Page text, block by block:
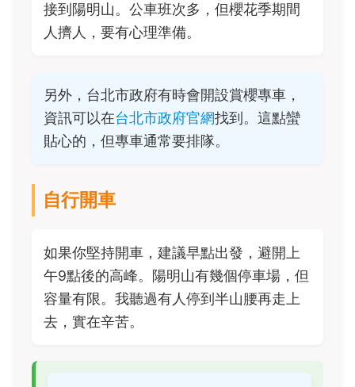
接到陽明山。公車班次多，但櫻花季期間
人擠人，要有心理準備。
另外，台北市政府有時會開設賞櫻專車，
資訊可以在台北市政府官網找到。這點蠻
貼心的，但專車通常要排隊。
自行開車
如果你堅持開車，建議早點出發，避開上
午9點後的高峰。陽明山有幾個停車場，但
容量有限。我聽過有人停到半山腰再走上
去，實在辛苦。